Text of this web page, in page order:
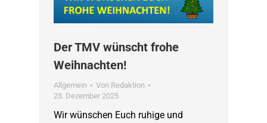
Der TMV wünscht frohe
Weihnachten!
Allgemein Von Redaktion
23. Dezember 2025
Wir wünschen Euch ruhige und